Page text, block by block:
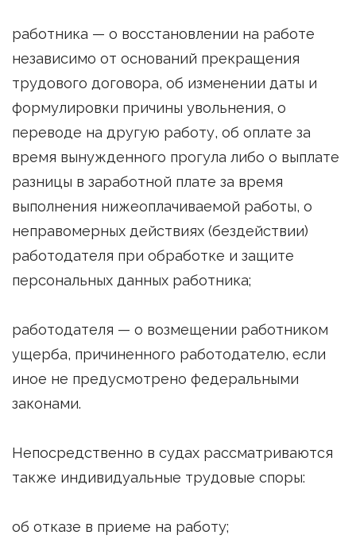
работника — о восстановлении на работе
независимо от оснований прекращения
трудового договора, об изменении даты и
формулировки причины увольнения, о
переводе на другую работу, об оплате за
время вынужденного прогула либо о выплате
разницы в заработной плате за время
выполнения нижеоплачиваемой работы, о
неправомерных действиях (бездействии)
работодателя при обработке и защите
персональных данных работника;
работодателя — о возмещении работником
ущерба, причиненного работодателю, если
иное не предусмотрено федеральными
законами.
Непосредственно в судах рассматриваются
также индивидуальные трудовые споры:
об отказе в приеме на работу;